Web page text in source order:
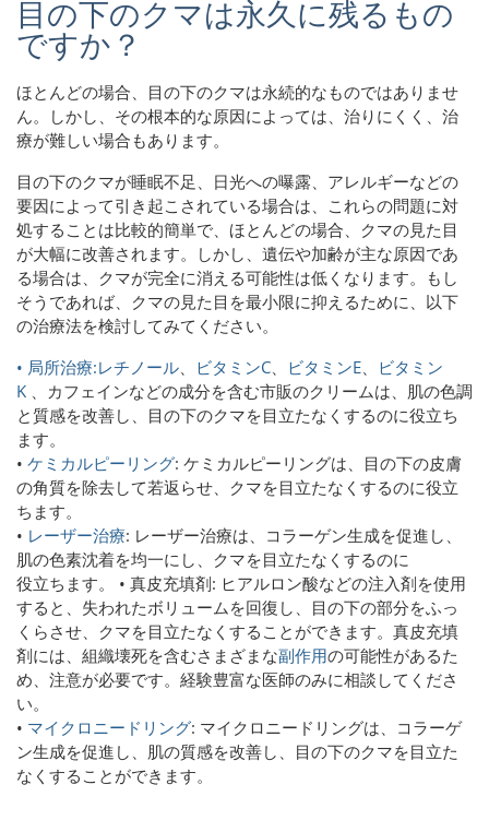
目の下のクマは永久に残るもの
ですか？
ほとんどの場合、目の下のクマは永続的なものではありませ
ん。しかし、その根本的な原因によっては、治りにくく、治
療が難しい場合もあります。
目の下のクマが睡眠不足、日光への曝露、アレルギーなどの
要因によって引き起こされている場合は、これらの問題に対
処することは比較的簡単で、ほとんどの場合、クマの見た目
が大幅に改善されます。しかし、遺伝や加齢が主な原因であ
る場合は、クマが完全に消える可能性は低くなります。もし
そうであれば、クマの見た目を最小限に抑えるために、以下
の治療法を検討してみてください。
• 局所治療:レチノール、 ビタミンC、 ビタミンE、 ビタミン
K 、カフェインなどの成分を含む市販のクリームは、 肌の色調
と質感を改善し、目の下のクマを目立たなくするのに役立ち
ます。
• ケミカルピーリング: ケミカルピーリングは、目の下の皮膚
の角質を除去して若返らせ、クマを目立たなくするのに役立
ちます。
• レーザー治療: レーザー治療は、コラーゲン生成を促進し、
肌の色素沈着を均一にし、クマを目立たなくするのに
役立ちます。 • 真皮充填剤: ヒアルロン酸などの注入剤を使用
すると、失われたボリュームを回復し、目の下の部分をふっ
くらさせ、クマを目立たなくすることができます。真皮充填
剤には、組織壊死を含むさまざまな副作用の可能性があるた
め、注意が必要です。経験豊富な医師のみに相談してくださ
い。
• マイクロニードリング: マイクロニードリングは、コラーゲ
ン生成を促進し、肌の質感を改善し、目の下のクマを目立た
なくすることができます。